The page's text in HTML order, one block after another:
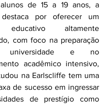
de 15 a 19 anos, a
por oferecer um
educativo altamente
com foco na preparação
e no
acadêmico intensivo,
na Earlscliffe tem uma
de sucesso em ingressar
de prestígio como